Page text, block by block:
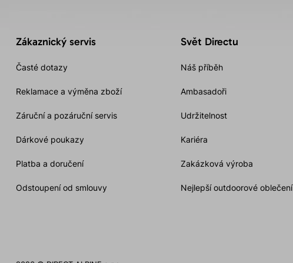
Zákaznický servis
Časté dotazy
Reklamace a výměna zboží
Záruční a pozáruční servis
Dárkové poukazy
Platba a doručení
Odstoupení od smlouvy
Svět Directu
Náš příběh
Ambasadoři
Udržitelnost
Kariéra
Zakázková výroba
Nejlepší outdoorové oblečení